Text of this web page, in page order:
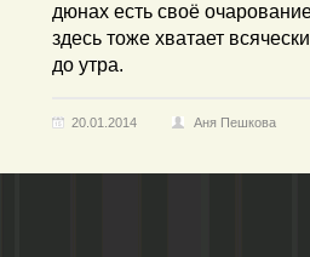
дюнах есть своё
здесь тоже хватает
до утра.
20.01.2014 Аня Пешкова